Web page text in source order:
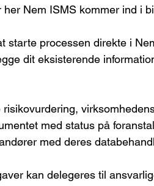
Nem ISMS kommer ind i
starte processen direkte i
dit eksisterende
med status på
med deres
kan delegeres til